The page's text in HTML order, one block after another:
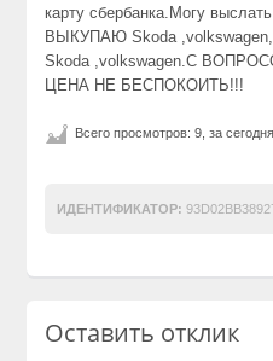
карту сбербанка.Могу
ВЫКУПАЮ Skoda
Skoda ,volkswagen.С
ЦЕНА НЕ БЕСПОКОИТЬ!!!
Всего просмотров: 9, за
ИДЕНТИФИКАТОР:
Оставить отклик